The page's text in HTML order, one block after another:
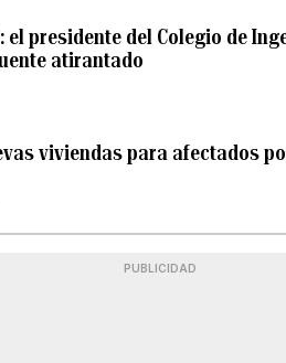
el presidente del Colegio de
atirantado
viviendas para afectados
PUBLICIDAD